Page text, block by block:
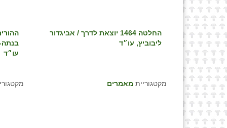
עו״ד
החלטה 1464 יוצאת לדרך / אביגדור
ליבוביץ, עו״ד
מקטגוריית מאמרים